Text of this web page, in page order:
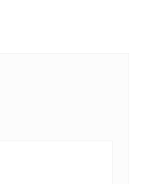
Tour Bali 6 Hari 5